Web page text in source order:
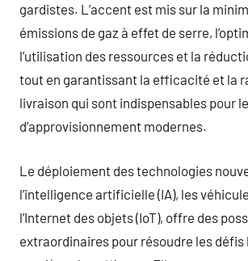
gardistes. L’accent est mis sur la
émissions de gaz à effet de serre,
l’utilisation des ressources et la
tout en garantissant la efficacité et la
livraison qui sont indispensables pour
d’approvisionnement modernes.
Le déploiement des technologies
l’intelligence artificielle (IA), les
l’Internet des objets (IoT), offre des
extraordinaires pour résoudre les défis